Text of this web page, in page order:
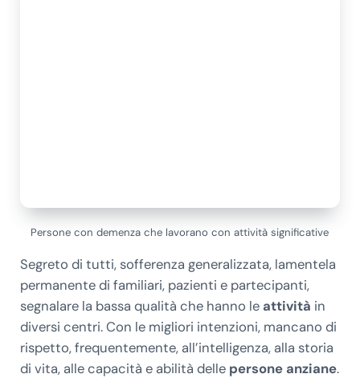
Persone con demenza che lavorano con attività significative
Segreto di tutti, sofferenza generalizzata, lamentela
permanente di familiari, pazienti e partecipanti,
segnalare la bassa qualità che hanno le attività in
diversi centri. Con le migliori intenzioni, mancano di
rispetto, frequentemente, all’intelligenza, alla storia
di vita, alle capacità e abilità delle persone anziane.